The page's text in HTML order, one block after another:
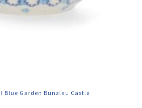
Blue Garden Bunzlau Castle